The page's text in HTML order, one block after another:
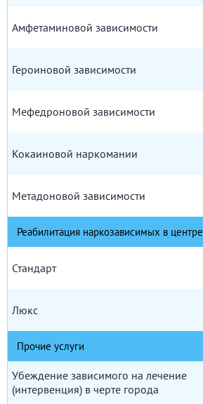
Амфетаминовой зависимости
Героиновой зависимости
Мефедроновой зависимости
Кокаиновой наркомании
Метадоновой зависимости
Реабилитация наркозависимых в центре
Стандарт
Люкс
Прочие услуги
Убеждение зависимого на лечение
(интервенция) в черте города